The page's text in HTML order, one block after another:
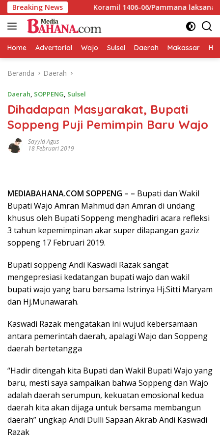
Langsung
ke
konten
Breaking News
Wajo Koramil 1406-06/Pammana laksanakan
Home Advertorial Wajo Sulsel Daerah Makassar
Beranda Daerah
Daerah, SOPPENG, Sulsel
Dihadapan Masyarakat, Bupati
Soppeng Puji Pemimpin Baru Wajo
Sayyid Agus
18 Februari 2019
MEDIABAHANA.COM SOPPENG – – Bupati dan Wakil
Bupati Wajo Amran Mahmud dan Amran di undang
khusus oleh Bupati Soppeng menghadiri acara refleksi
3 tahun kepemimpinan akar super dilapangan gaziz
soppeng 17 Februari 2019.
Bupati soppeng Andi Kaswadi Razak sangat
mengepresiasi kedatangan bupati wajo dan wakil
bupati wajo yang baru bersama Istrinya Hj.Sitti Maryam
dan Hj.Munawarah.
Kaswadi Razak mengatakan ini wujud kebersamaan
antara pemerintah daerah, apalagi Wajo dan Soppeng
daerah bertetangga
“Hadir ditengah kita Bupati dan Wakil Bupati Wajo yang
baru, mesti saya sampaikan bahwa Soppeng dan Wajo
adalah daerah serumpun, kekuatan emosional kedua
daerah kita akan dijaga untuk bersama membangun
daerah” ungkap Andi Dulli Sapaan Akrab Andi Kaswadi
Razak